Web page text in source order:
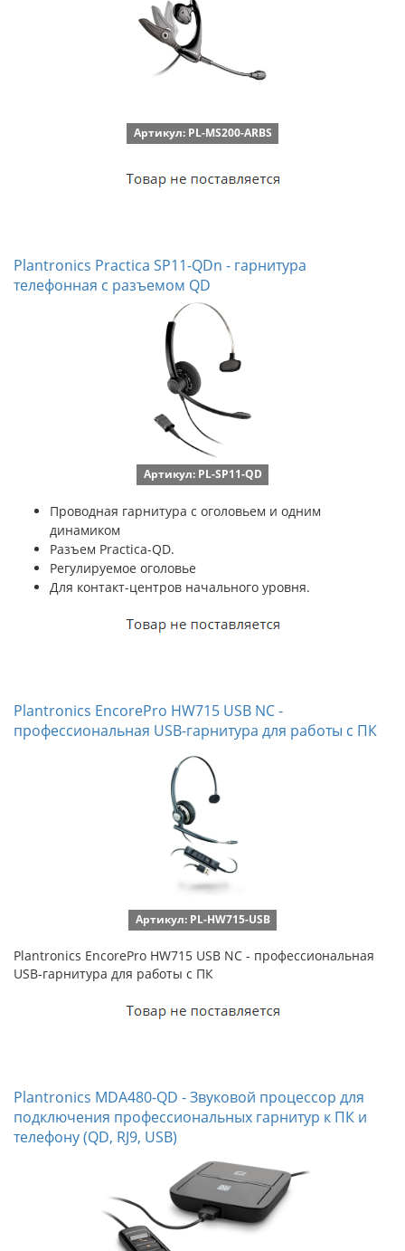
Артикул: PL-MS200-ARBS
Plantronics Practica SP11-QDn - гарнитура
телефонная с разъемом QD
Артикул: PL-SP11-QD
Проводная гарнитура с оголовьем и одним
динамиком
Разъем Practica-QD.
Регулируемое оголовье
Для контакт-центров начального уровня.
Plantronics EncorePro HW715 USB NC -
профессиональная USB-гарнитура для работы с ПК
Артикул: PL-HW715-USB
Plantronics EncorePro HW715 USB NC - профессиональная
USB-гарнитура для работы с ПК
Plantronics MDA480-QD - Звуковой процессор для
подключения профессиональных гарнитур к ПК и
телефону (QD, RJ9, USB)